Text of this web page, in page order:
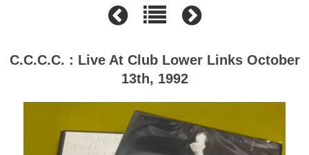
C.C.C.C. : Live At Club Lower Links October
13th, 1992